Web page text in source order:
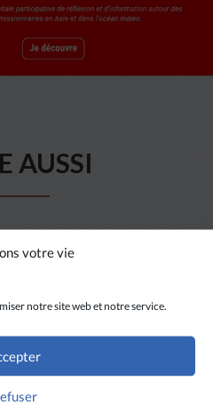
votre vie
notre site web et notre service.
AUSSI